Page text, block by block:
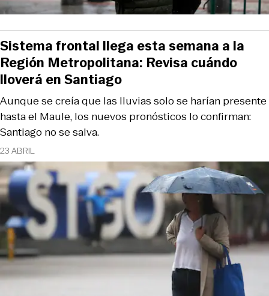
23 ABRIL
Aunque se creía que las lluvias solo se harían presente
hasta el Maule, los nuevos pronósticos lo confirman:
Santiago no se salva.
Sistema frontal llega esta semana a la
Región Metropolitana: Revisa cuándo
lloverá en Santiago